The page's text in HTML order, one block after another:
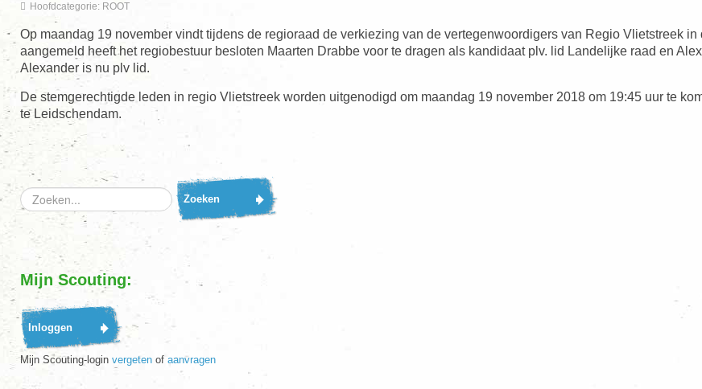
Hoofdcategorie: ROOT
Op maandag 19 november vindt tijdens de regioraad de verkiezing van de vertegenwoordigers van Regio Vlietstreek
aangemeld heeft het regiobestuur besloten Maarten Drabbe voor te dragen als kandidaat plv. lid Landelijke raad en
Alexander is nu plv lid.
De stemgerechtigde leden in regio Vlietstreek worden uitgenodigd om maandag 19 november 2018 om 19:45 uur te
te Leidschendam.
Zoeken...
Zoeken
Mijn Scouting:
Mijn Scouting-login vergeten of aanvragen